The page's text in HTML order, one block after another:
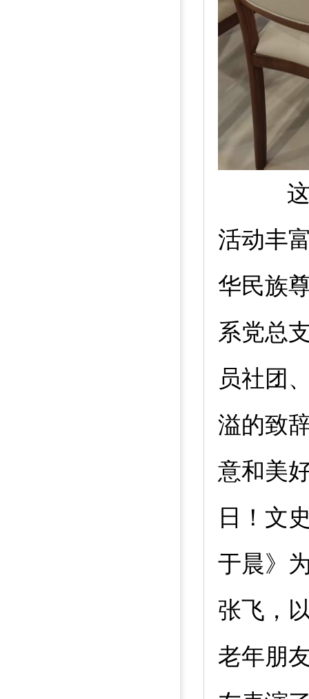
活动丰
华民族
系党总
员社团
溢的致
意和美
日！文
于晨》
张飞，
老年朋